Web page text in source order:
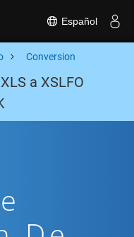
Español
Conversion
a XSLFO